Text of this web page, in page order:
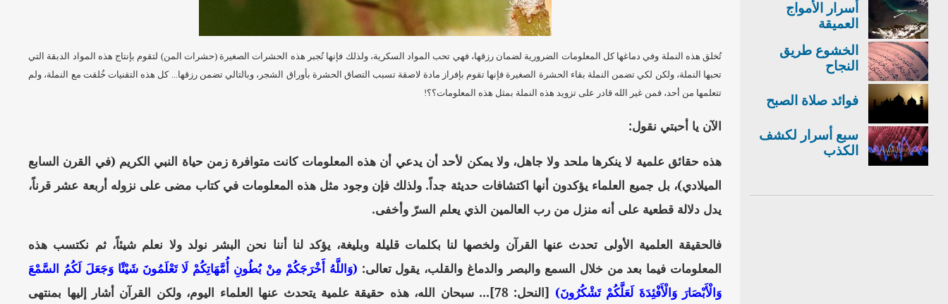
تُخلق هذه النملة وفي دماغها كل المعلومات الضرورية لضمان رزقها، فهي تحب المواد السكرية، ولذلك فإنها تُجبر هذه الحشرات الصغيرة (حشرات المن) لتقوم بإنتاج هذه المواد الدبقة التي
تحبها النملة، ولكن لكي تضمن النملة بقاء الحشرة الصغيرة فإنها تقوم بإفراز مادة لاصقة تسبب التصاق الحشرة بأوراق الشجر، وبالتالي تضمن رزقها... كل هذه التقنيات خُلقت مع النملة، ولم
تتعلمها من أحد، فمن غير الله قادر على تزويد هذه النملة بمثل هذه المعلومات؟؟!
الآن يا أحبتي نقول:
هذه حقائق علمية لا ينكرها ملحد ولا جاهل، ولا يمكن لأحد أن يدعي أن هذه المعلومات كانت متوافرة زمن حياة النبي الكريم (في القرن السابع
الميلادي)، بل جميع العلماء يؤكدون أنها اكتشافات حديثة جداً. ولذلك فإن وجود مثل هذه المعلومات في كتاب مضى على نزوله أربعة عشر قرناً،
يدل دلالة قطعية على أنه منزل من رب العالمين الذي يعلم السرّ وأخفى.
فالحقيقة العلمية الأولى تحدث عنها القرآن ولخصها لنا بكلمات قليلة وبليغة، يؤكد لنا أننا نحن البشر نولد ولا نعلم شيئاً، ثم نكتسب هذه
المعلومات فيما بعد من خلال السمع والبصر والدماغ والقلب، يقول تعالى: (وَاللَّهُ أَخْرَجَكُمْ مِنْ بُطُونِ أُمَّهَاتِكُمْ لَا تَعْلَمُونَ شَيْئًا وَجَعَلَ لَكُمُ السَّمْعَ
وَالْأَبْصَارَ وَالْأَفْئِدَةَ لَعَلَّكُمْ تَشْكُرُونَ)
[النحل: 78]... سبحان الله، هذه حقيقة علمية يتحدث عنها العلماء اليوم، ولكن القرآن أشار إليها بمنتهى
أسرار الأمواج
العميقة
الخشوع طريق
النجاح
فوائد صلاة الصبح
سبع أسرار لكشف
الكذب